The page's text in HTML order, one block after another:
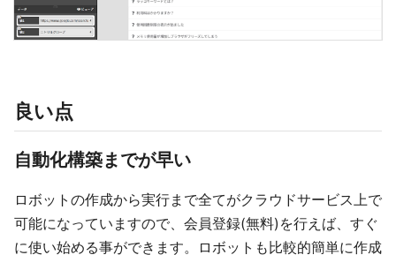
良い点
自動化構築までが早い
ロボットの作成から実行まで全てがクラウドサービス上で
可能になっていますので、会員登録(無料)を行えば、すぐ
に使い始める事ができます。ロボットも比較的簡単に作成